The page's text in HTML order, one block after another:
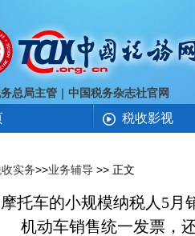
总局主管 ｜ 中国税务杂志社官网
税收影视
实务>>业务辅导 >> 正文
托车的小规模纳税人5月
机动车销售统一发票，